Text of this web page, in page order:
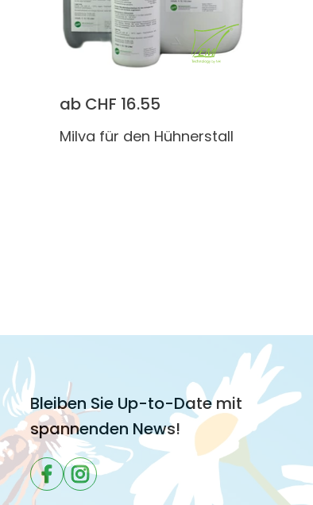
ab CHF 16.55
Milva für den Hühnerstall
Bleiben Sie Up-to-Date mit
spannenden News!